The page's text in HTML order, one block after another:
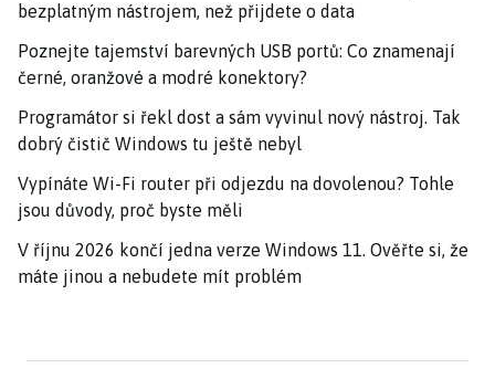
bezplatným nástrojem, než přijdete o data
Poznejte tajemství barevných USB portů: Co znamenají
černé, oranžové a modré konektory?
Programátor si řekl dost a sám vyvinul nový nástroj. Tak
dobrý čistič Windows tu ještě nebyl
Vypínáte Wi-Fi router při odjezdu na dovolenou? Tohle
jsou důvody, proč byste měli
V říjnu 2026 končí jedna verze Windows 11. Ověřte si, že
máte jinou a nebudete mít problém